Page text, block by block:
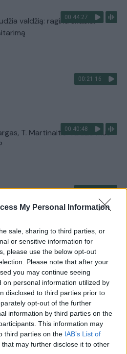
My Personal Information
sale, sharing to third parties, or
or sensitive information for
please use the below opt-out
Please note that after your
you may continue seeing
on personal information utilized by
disclosed to third parties prior to
opt-out of the further
information by third parties on the
This information may
third parties on the IAB’s List of
that may further disclose it to other
00:44:27
valdžią: ragina skubiai
00:21:16
00:40:48
T. Martinaitis: valdžia mus
00:00:52
Visi įrašai
įrašai
00:00:30
Vilniaus r.: dviejų moterų ir
nepavyko